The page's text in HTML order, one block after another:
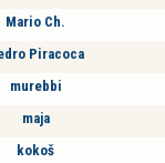
Mario Ch.
Piracoca
murebbi
maja
kokoš